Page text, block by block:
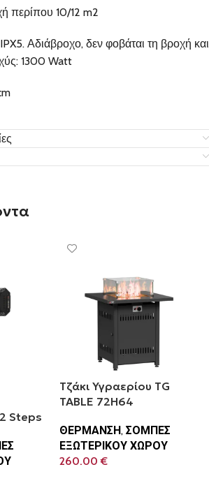
περίπου 10/12 m2
Αδιάβροχο, δεν φοβάται τη βροχή και
1300 Watt
Steps
Τζάκι Υγραερίου TG
TABLE 72H64
ΘΕΡΜΑΝΣΗ, ΣΟΜΠΕΣ
ΕΞΩΤΕΡΙΚΟΥ ΧΩΡΟΥ
260.00€